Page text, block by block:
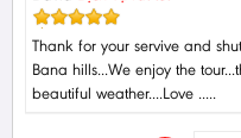
Thank for your servive and
Bana hills...We enjoy the
beautiful weather....Love .....